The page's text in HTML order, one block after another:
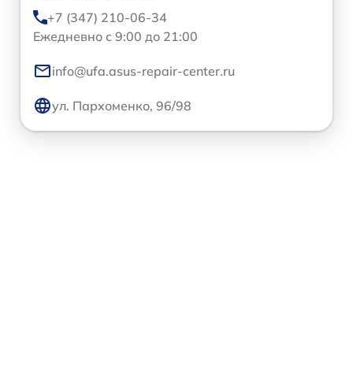
+7 (347) 210-06-34
Ежедневно с 9:00 до 21:00
info@ufa.asus-repair-center.ru
ул. Пархоменко, 96/98